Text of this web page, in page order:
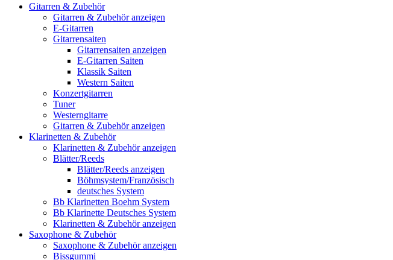
Gitarren & Zubehör
Gitarren & Zubehör anzeigen
E-Gitarren
Gitarrensaiten
Gitarrensaiten anzeigen
E-Gitarren Saiten
Klassik Saiten
Western Saiten
Konzertgitarren
Tuner
Westerngitarre
Gitarren & Zubehör anzeigen
Klarinetten & Zubehör
Klarinetten & Zubehör anzeigen
Blätter/Reeds
Blätter/Reeds anzeigen
Böhmsystem/Französisch
deutsches System
Bb Klarinetten Boehm System
Bb Klarinette Deutsches System
Klarinetten & Zubehör anzeigen
Saxophone & Zubehör
Saxophone & Zubehör anzeigen
Bissgummi